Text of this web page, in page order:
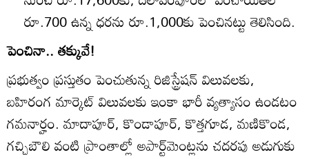
రూ.700 ఉన్న ధరను రూ.1,000కు పెంచినట్టు తెలిసింది.
పెంచినా.. తక్కువే!
ప్రభుత్వం ప్రస్తుతం పెంచుతున్న రిజిస్ట్రేషన్‌ విలువలకు,
బహిరంగ మార్కెట్‌ విలువలకు ఇంకా భారీ వ్యత్యాసం ఉండటం
గమనార్హం. మాదాపూర్‌, కొండాపూర్‌, కొత్తగూడ, మణికొండ,
గచ్చిబౌలి వంటి ప్రాంతాల్లో అపార్ట్‌మెంట్లను చదరపు అడుగుకు